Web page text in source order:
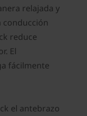
relajada y
conducción
reduce
El
fácilmente
el antebrazo